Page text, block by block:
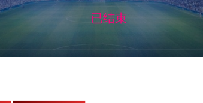
已结束